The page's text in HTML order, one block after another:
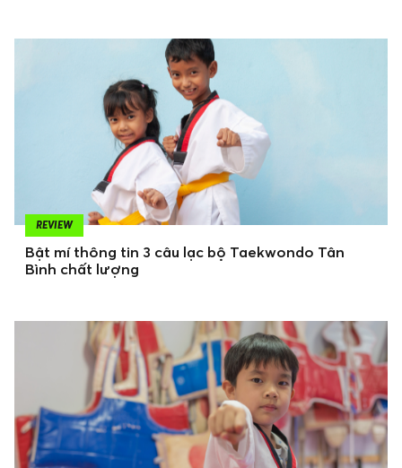
REVIEW
Bật mí thông tin 3 câu lạc bộ Taekwondo Tân
Bình chất lượng